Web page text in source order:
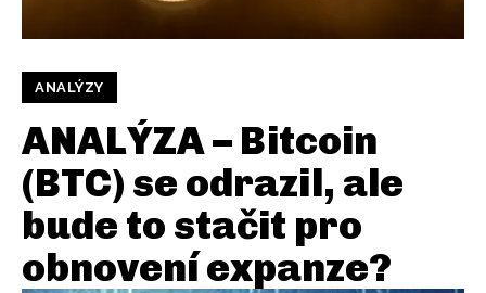
ANALÝZY
ANALÝZA – Bitcoin
(BTC) se odrazil, ale
bude to stačit pro
obnovení expanze?